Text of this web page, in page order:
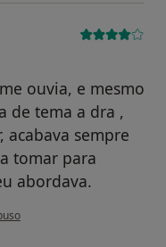
ouvia, e mesmo
de tema a dra ,
sempre
tomar para
abordava.
usuário